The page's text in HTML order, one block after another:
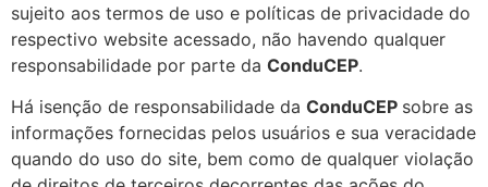
sujeito aos termos de uso e políticas de privacidade do
respectivo website acessado, não havendo qualquer
responsabilidade por parte da ConduCEP.
Há isenção de responsabilidade da ConduCEP sobre as
informações fornecidas pelos usuários e sua veracidade
quando do uso do site, bem como de qualquer violação